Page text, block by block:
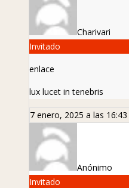
Charivari
Invitado
enlace
lux lucet in tenebris
7 enero, 2025 a las 16:43
Anónimo
Invitado